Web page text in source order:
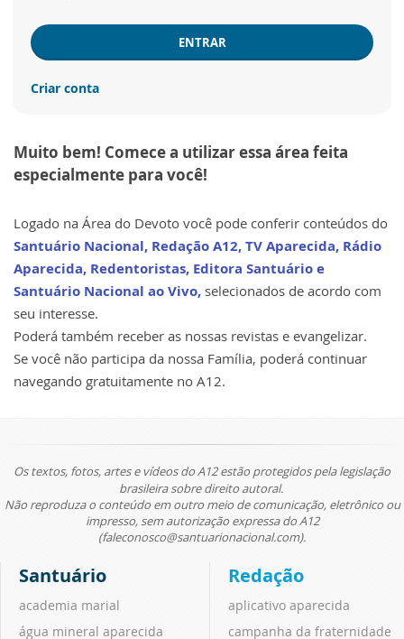
ENTRAR
Criar conta
Muito bem! Comece a utilizar essa área feita
especialmente para você!
Logado na Área do Devoto você pode conferir conteúdos do
Santuário Nacional, Redação A12, TV Aparecida, Rádio
Aparecida, Redentoristas, Editora Santuário e
Santuário Nacional ao Vivo, selecionados de acordo com
seu interesse.
Poderá também receber as nossas revistas e evangelizar.
Se você não participa da nossa Família, poderá continuar
navegando gratuitamente no A12.
Os textos, fotos, artes e vídeos do A12 estão protegidos pela legislação
brasileira sobre direito autoral.
Não reproduza o conteúdo em outro meio de comunicação, eletrônico ou
impresso, sem autorização expressa do A12
(faleconosco@santuarionacional.com).
Santuário
academia marial
água mineral aparecida
Redação
aplicativo aparecida
campanha da fraternidade